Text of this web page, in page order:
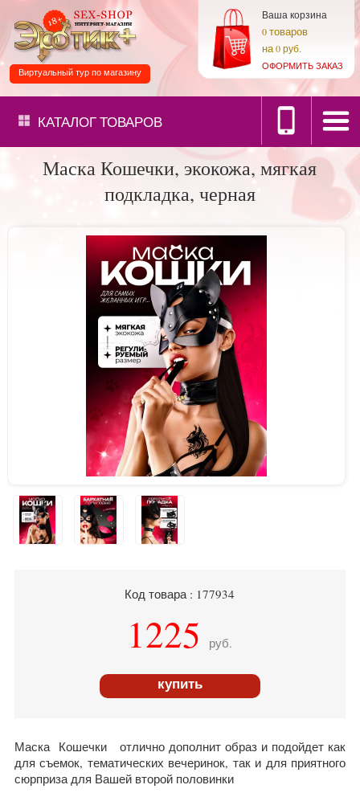
Ваша корзина
0товаров
на0 руб.
ОФОРМИТЬ ЗАКАЗ
Виртуальный тур по магазину
КАТАЛОГТОВАРОВ
Маска Кошечки, экокожа, мягкая
подкладка, черная
Код товара : 177934
1225 руб.
купить
Маска Кошечки отлично дополнит образ и подойдет как
для съемок, тематических вечеринок, так и для приятного
сюрприза для Вашей второй половинки